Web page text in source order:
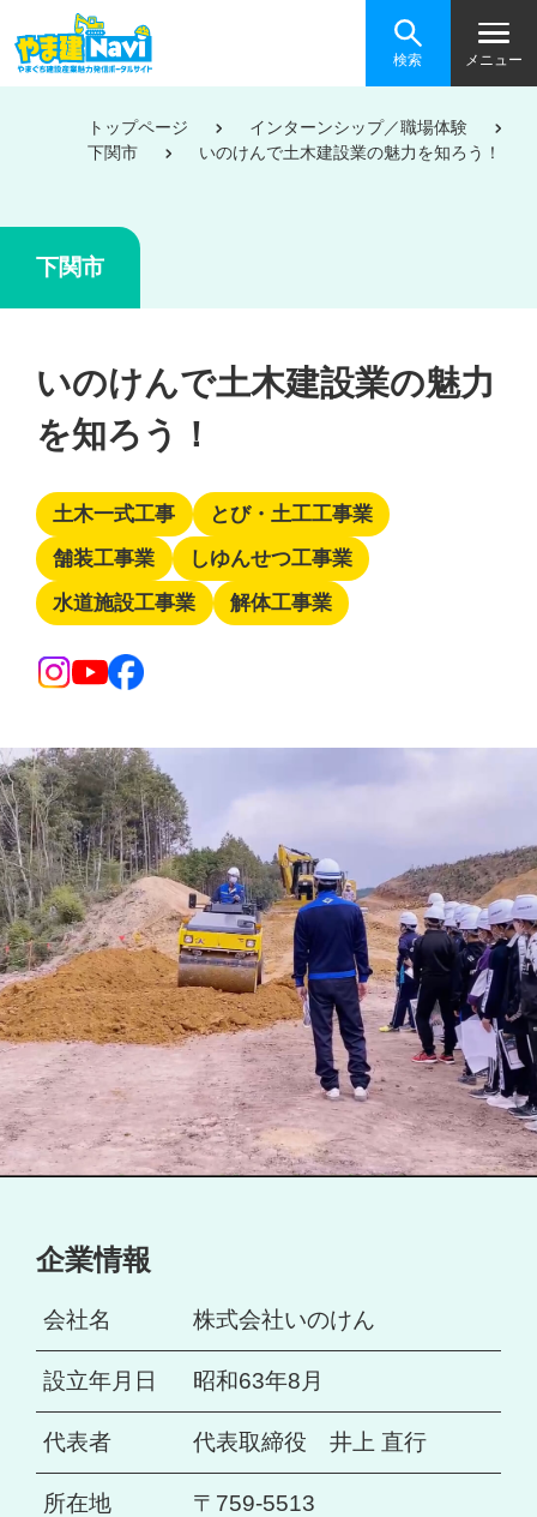
検索 メニュー
トップページ
インターンシップ／職場体験
下関市
いのけんで土木建設業の魅力を知ろう！
下関市
いのけんで土木建設業の魅力
を知ろう！
土木一式工事
とび・土工工事業
舗装工事業
しゆんせつ工事業
水道施設工事業
解体工事業
企業情報
会社名 株式会社いのけん
設立年月日 昭和63年8月
代表者 代表取締役 井上 直行
所在地
〒759-5513